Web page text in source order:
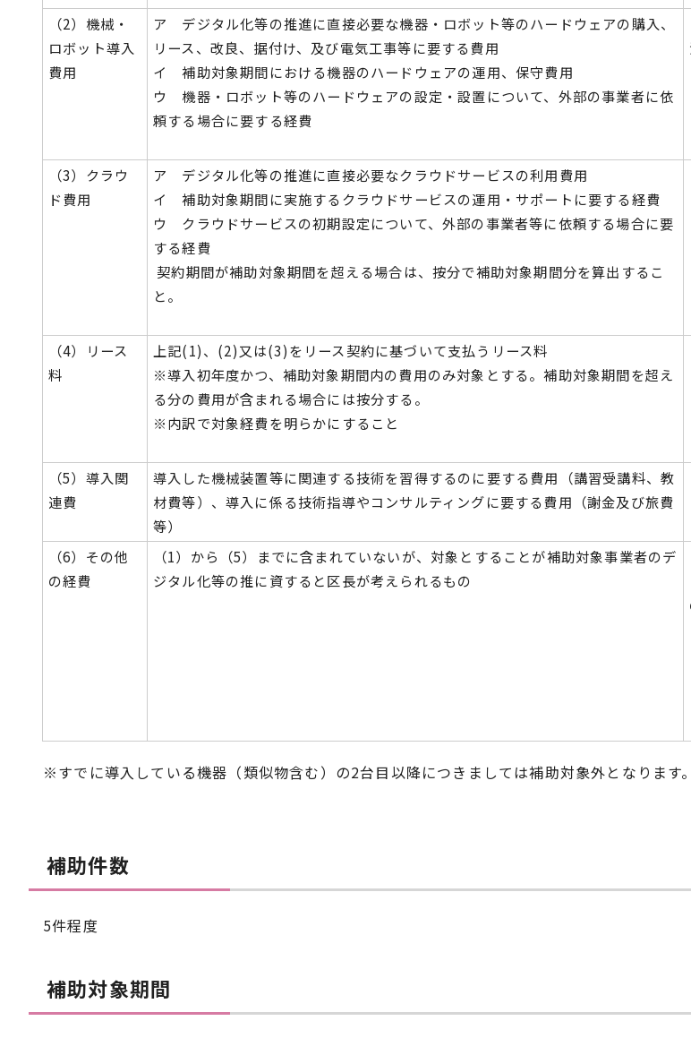
（2）機械・
ロボット導入
費用
ア デジタル化等の推進に直接必要な機器・ロボット等のハードウェアの購入、
リース、改良、据付け、及び電気工事等に要する費用
イ 補助対象期間における機器のハードウェアの運用、保守費用
ウ 機器・ロボット等のハードウェアの設定・設置について、外部の事業者に依
頼する場合に要する経費
（3）クラウ
ド費用
ア デジタル化等の推進に直接必要なクラウドサービスの利用費用
イ 補助対象期間に実施するクラウドサービスの運用・サポートに要する経費
ウ クラウドサービスの初期設定について、外部の事業者等に依頼する場合に要
する経費
契約期間が補助対象期間を超える場合は、按分で補助対象期間分を算出するこ
と。
（4）リース
料
上記(1)、(2)又は(3)をリース契約に基づいて支払うリース料
※導入初年度かつ、補助対象期間内の費用のみ対象とする。補助対象期間を超え
る分の費用が含まれる場合には按分する。
※内訳で対象経費を明らかにすること
（5）導入関
連費
導入した機械装置等に関連する技術を習得するのに要する費用（講習受講料、教
材費等）、導入に係る技術指導やコンサルティングに要する費用（謝金及び旅費
等）
（6）その他
の経費
（1）から（5）までに含まれていないが、対象とすることが補助対象事業者のデ
ジタル化等の推に資すると区長が考えられるもの
※すでに導入している機器（類似物含む）の2台目以降につきましては補助対象外となります。
補助件数
5件程度
補助対象期間